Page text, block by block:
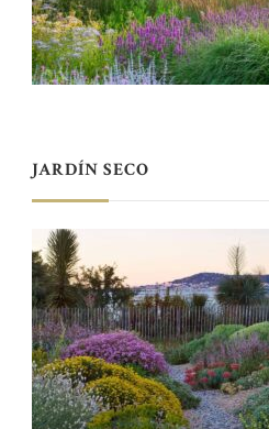
JARDÍN SECO